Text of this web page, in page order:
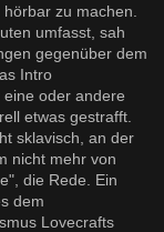
zu machen.
umfasst, sah
gegenüber dem
Intro
oder andere
etwas gestrafft.
sklavisch, an der
nicht mehr von
die Rede. Ein
dem
Lovecrafts